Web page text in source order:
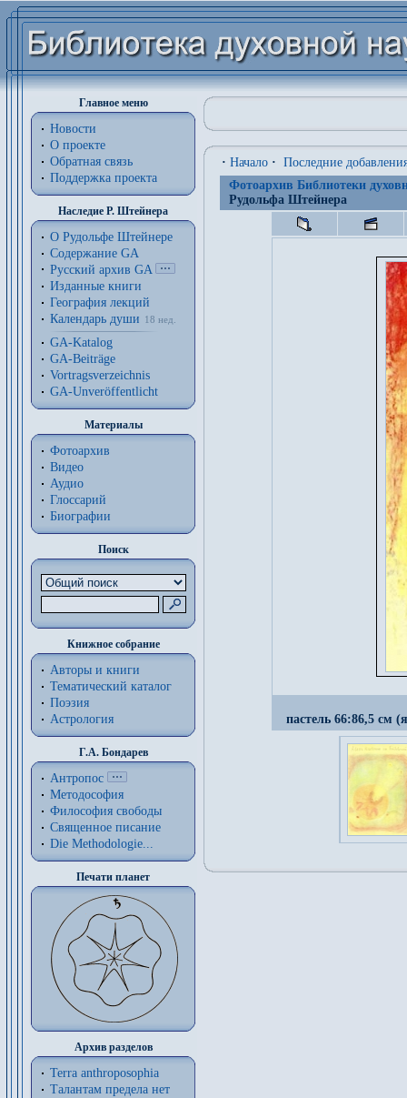
Главное меню
Новости
О проекте
Обратная связь
Поддержка проекта
Наследие Р. Штейнера
О Рудольфе Штейнере
Содержание GA
Русский архив GA
Изданные книги
География лекций
Календарь души
18 нед.
GA-Katalog
GA-Beiträge
Vortragsverzeichnis
GA-Unveröffentlicht
Материалы
Фотоархив
Видео
Аудио
Глоссарий
Биографии
Поиск
Книжное собрание
Авторы и книги
Тематический каталог
Поэзия
Астрология
Г.А. Бондарев
Антропос
Методософия
Философия cвободы
Священное писание
Die Methodologie...
Печати планет
Архив разделов
Terra anthroposophia
Талантам предела нет
· Начало · Последние
Фотоархив Библиотеки
Рудольфа Штейнера
пастель 66:86,5 см